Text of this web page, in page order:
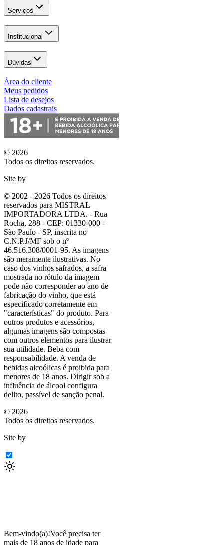
Serviços
Institucional
Dúvidas
Área do cliente
Meus pedidos
Lista de desejos
Dados cadastrais
© 2026
Todos os direitos reservados.
Site by
© 2002 - 2026 Todos os direitos
reservados para MISTRAL
IMPORTADORA LTDA. - Rua
Rocha, 288 - CEP: 01330-000 -
São Paulo - SP, inscrita no
C.N.P.J/MF sob o nº
46.516.308/0001-95. As imagens
são meramente ilustrativas. No
caso dos vinhos safrados, a safra
mostrada no rótulo da imagem
pode não corresponder ao ano de
fabricação do vinho, que está
especificado corretamente em
"características" do produto. Para
outros produtos e acessórios,
algumas imagens são compostas
com outros elementos para ilustrar
sua utilidade. Beba com
responsabilidade. A venda de
bebidas alcoólicas é proibida para
menores de 18 anos. Dirigir sob a
influência de álcool configura
delito, passível de sanção penal.
© 2026
Todos os direitos reservados.
Site by
Bem-vindo(a)!Você precisa ter
mais de 18 anos de idade para